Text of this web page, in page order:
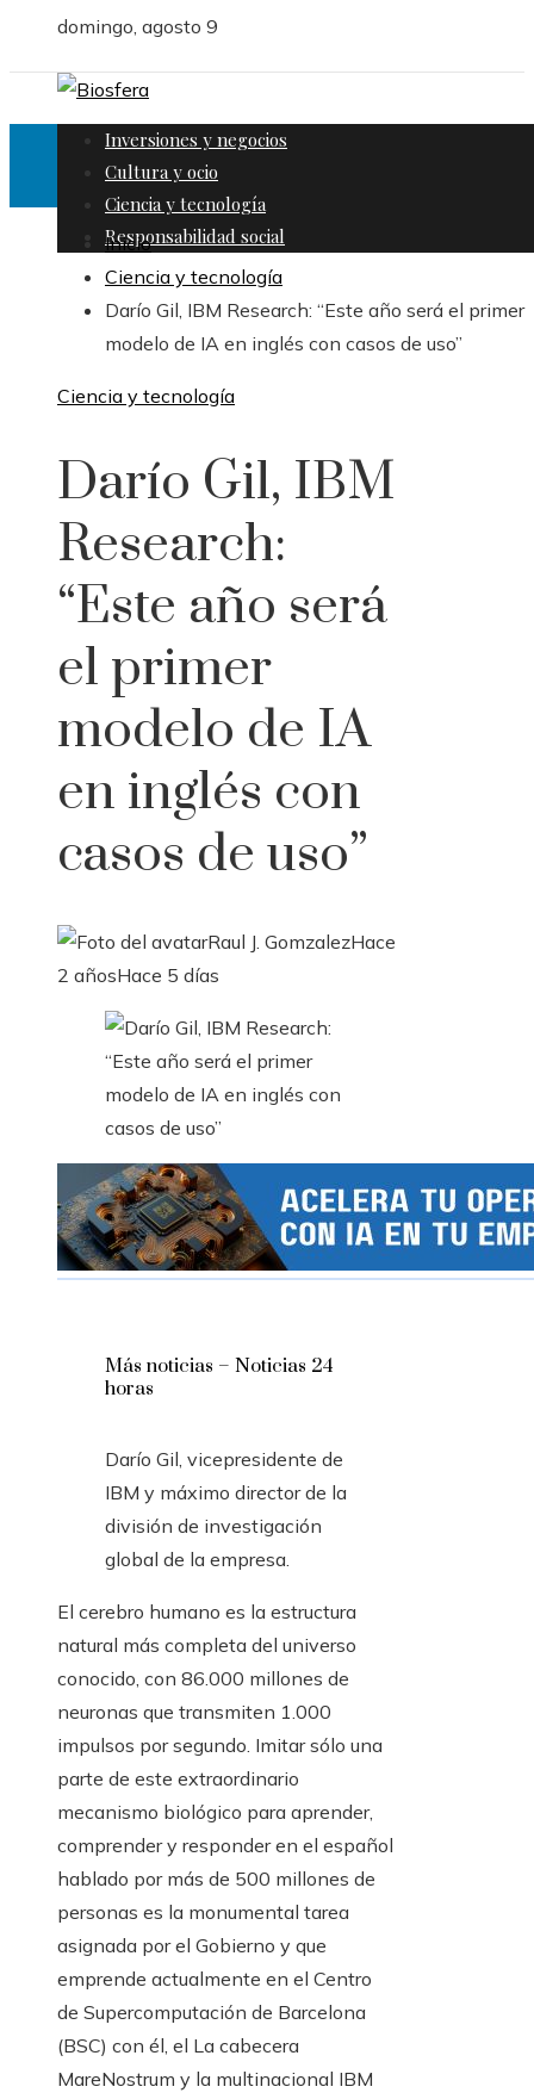
domingo, agosto 9
Inversiones y negocios
Cultura y ocio
Ciencia y tecnología
Responsabilidad social
Inicio
Ciencia y tecnología
Darío Gil, IBM Research: “Este año será el primer
modelo de IA en inglés con casos de uso”
Ciencia y tecnología
Darío Gil, IBM
Research:
“Este año será
el primer
modelo de IA
en inglés con
casos de uso”
Raul J. GomzalezHace
2 añosHace 5 días
Más noticias – Noticias 24
horas
Darío Gil, vicepresidente de
IBM y máximo director de la
división de investigación
global de la empresa.
El cerebro humano es la estructura
natural más completa del universo
conocido, con 86.000 millones de
neuronas que transmiten 1.000
impulsos por segundo. Imitar sólo una
parte de este extraordinario
mecanismo biológico para aprender,
comprender y responder en el español
hablado por más de 500 millones de
personas es la monumental tarea
asignada por el Gobierno y que
emprende actualmente en el Centro
de Supercomputación de Barcelona
(BSC) con él, el La cabecera
MareNostrum y la multinacional IBM